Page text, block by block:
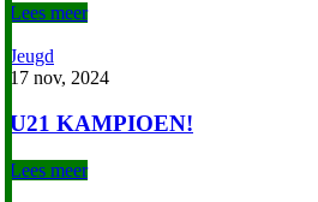
Lees meer
Jeugd
17 nov, 2024
U21 KAMPIOEN!
Lees meer